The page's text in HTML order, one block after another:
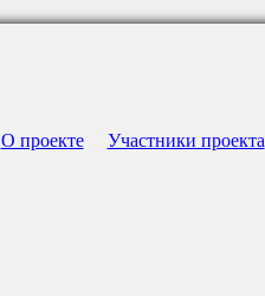
О проекте Участники проекта